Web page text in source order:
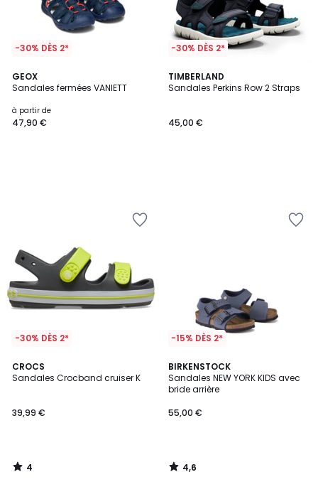
-30% DÈS 2*
GEOX
Sandales fermées VANIETT
à partir de
47,90 €
-30% DÈS 2*
TIMBERLAND
Sandales Perkins Row 2 Straps
45,00 €
-30% DÈS 2*
CROCS
Sandales Crocband cruiser K
39,99 €
4
/
4
/
-15% DÈS 2*
BIRKENSTOCK
Sandales NEW YORK KIDS avec
bride arrière
55,00 €
4,6
/ 5
4,6
/